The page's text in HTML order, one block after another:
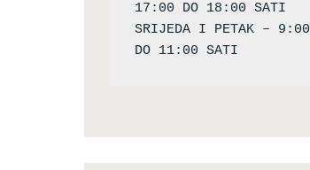
17:00 DO 18:00 SATI
SRIJEDA I PETAK – 9:00